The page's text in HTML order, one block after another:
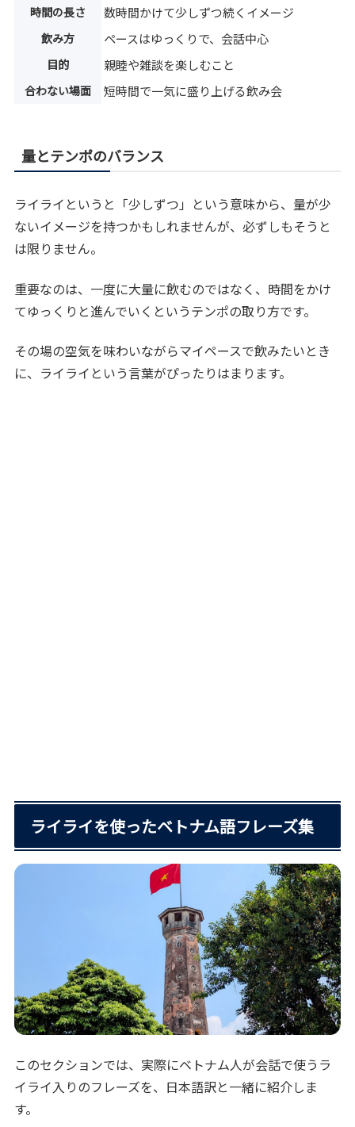
時間の長さ 数時間かけて少しずつ続くイメージ
飲み方 ペースはゆっくりで、会話中心
目的 親睦や雑談を楽しむこと
合わない場面 短時間で一気に盛り上げる飲み会
量とテンポのバランス
ライライというと「少しずつ」という意味から、量が少
ないイメージを持つかもしれませんが、必ずしもそうと
は限りません。
重要なのは、一度に大量に飲むのではなく、時間をかけ
てゆっくりと進んでいくというテンポの取り方です。
その場の空気を味わいながらマイペースで飲みたいとき
に、ライライという言葉がぴったりはまります。
ライライを使ったベトナム語フレーズ集
このセクションでは、実際にベトナム人が会話で使うラ
イライ入りのフレーズを、日本語訳と一緒に紹介しま
す。